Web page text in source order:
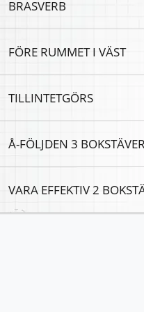
BRASVERB
FÖRE RUMMET I VÄST
TILLINTETGÖRS
Å-FÖLJDEN 3 BOKSTÄVER
VARA EFFEKTIV 2